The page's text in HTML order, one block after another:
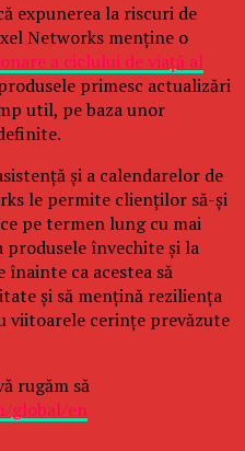
expunerea la riscuri de
Networks menține o
a ciclului de viață al
primesc actualizări
util, pe baza unor
și a calendarelor de
le permite clienților să-și
pe termen lung cu mai
învechite și la
ca acestea să
și să mențină reziliența
viitoarele cerințe prevăzute
rugăm să
global/en